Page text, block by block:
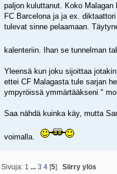
paljon kuluttanut. Koko
FC Barcelona ja ja ex.
tulevat sinne pelaamaan.
kalenteriin. Ihan se tunnelman
Yleensä kun joku sijoittaa
ettei CF Malagasta tule sarjan
ympyröissä ymmärtääkseni "
Saa nähdä kuinka käy, mutta
voimalla.
Sivuja: 1 ...3 4 [5]Siirry ylös